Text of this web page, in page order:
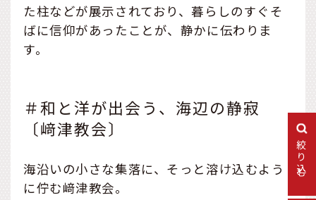
絞り込む
た柱などが展示されており、暮らしのすぐそ
ばに信仰があったことが、静かに伝わりま
す。
＃和と洋が出会う、海辺の静寂
〔﨑津教会〕
海沿いの小さな集落に、そっと溶け込むよう
に佇む﨑津教会。